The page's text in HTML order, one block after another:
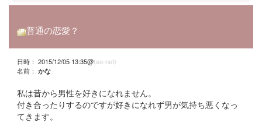
普通の恋愛？
日時： 2015/12/05 13:35@(so-net)
名前： かな
私は昔から男性を好きになれません。
付き合ったりするのですが好きになれず男が気持ち悪くなっ
てきます。